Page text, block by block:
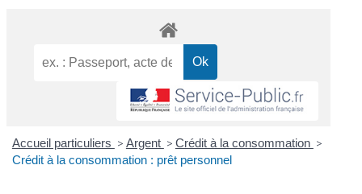
Accueil particuliers > Argent > Crédit à la consommation >
Crédit à la consommation : prêt personnel